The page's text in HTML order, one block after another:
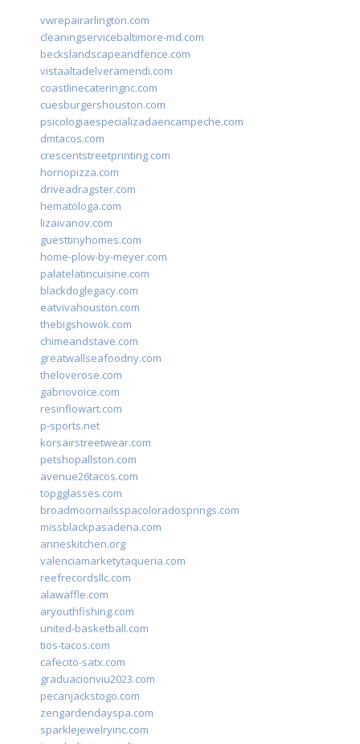
vwrepairarlington.com
cleaningservicebaltimore-md.com
beckslandscapeandfence.com
vistaaltadelveramendi.com
coastlinecateringnc.com
cuesburgershouston.com
psicologiaespecializadaencampeche.com
dmtacos.com
crescentstreetprinting.com
hornopizza.com
driveadragster.com
hematologa.com
lizaivanov.com
guesttinyhomes.com
home-plow-by-meyer.com
palatelatincuisine.com
blackdoglegacy.com
eatvivahouston.com
thebigshowok.com
chimeandstave.com
greatwallseafoodny.com
theloverose.com
gabriovoice.com
resinflowart.com
p-sports.net
korsairstreetwear.com
petshopallston.com
avenue26tacos.com
topgglasses.com
broadmoornailsspacoloradosprings.com
missblackpasadena.com
anneskitchen.org
valenciamarketytaqueria.com
reefrecordsllc.com
alawaffle.com
aryouthfishing.com
united-basketball.com
tios-tacos.com
cafecito-satx.com
graduacionviu2023.com
pecanjackstogo.com
zengardendayspa.com
sparklejewelryinc.com